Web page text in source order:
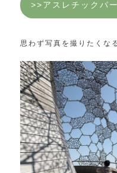
>>アスレチックパ
思わず写真を撮りたくな